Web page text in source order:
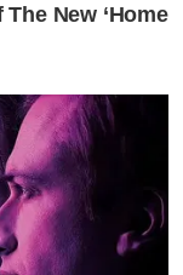
New ‘Home